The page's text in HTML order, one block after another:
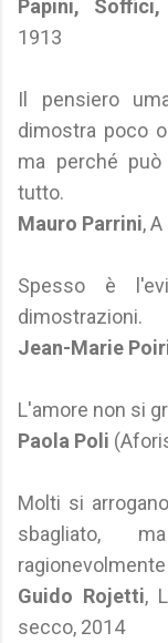
Papini,
1913
Il pensiero
dimostra poco
ma perché
tutto.
Mauro Parrini,
Spesso è
dimostrazioni.
Jean-Marie
L'amore non si
Paola Poli
Molti si
sbagliato,
Guido Rojetti,
secco, 2014